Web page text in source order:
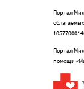
Портал
Портал
помощи